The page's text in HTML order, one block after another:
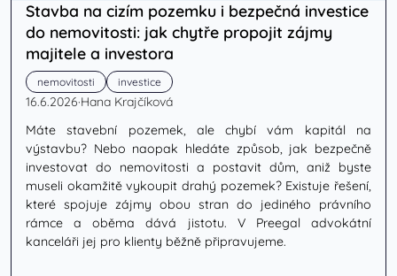
Stavba na cizím pozemku i bezpečná investice
do nemovitosti: jak chytře propojit zájmy
majitele a investora
nemovitosti investice
16.6.2026·Hana Krajčíková
Máte stavební pozemek, ale chybí vám kapitál na
výstavbu? Nebo naopak hledáte způsob, jak bezpečně
investovat do nemovitosti a postavit dům, aniž byste
museli okamžitě vykoupit drahý pozemek? Existuje řešení,
které spojuje zájmy obou stran do jediného právního
rámce a oběma dává jistotu. V Preegal advokátní
kanceláři jej pro klienty běžně připravujeme.